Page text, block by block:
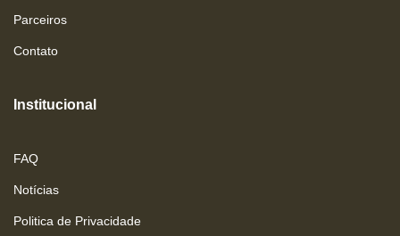
Parceiros
Contato
Institucional
FAQ
Notícias
Politica de Privacidade